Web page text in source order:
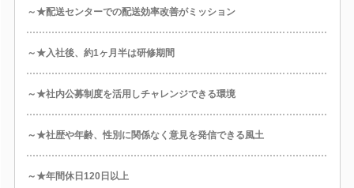
～★配送センターでの配送効率改善がミッション
～★入社後、約1ヶ月半は研修期間
～★社内公募制度を活用しチャレンジできる環境
～★社歴や年齢、性別に関係なく意見を発信できる風土
～★年間休日120日以上